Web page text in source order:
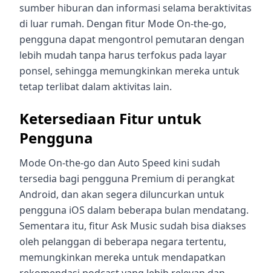
sumber hiburan dan informasi selama beraktivitas
di luar rumah. Dengan fitur Mode On-the-go,
pengguna dapat mengontrol pemutaran dengan
lebih mudah tanpa harus terfokus pada layar
ponsel, sehingga memungkinkan mereka untuk
tetap terlibat dalam aktivitas lain.
Ketersediaan Fitur untuk
Pengguna
Mode On-the-go dan Auto Speed kini sudah
tersedia bagi pengguna Premium di perangkat
Android, dan akan segera diluncurkan untuk
pengguna iOS dalam beberapa bulan mendatang.
Sementara itu, fitur Ask Music sudah bisa diakses
oleh pelanggan di beberapa negara tertentu,
memungkinkan mereka untuk mendapatkan